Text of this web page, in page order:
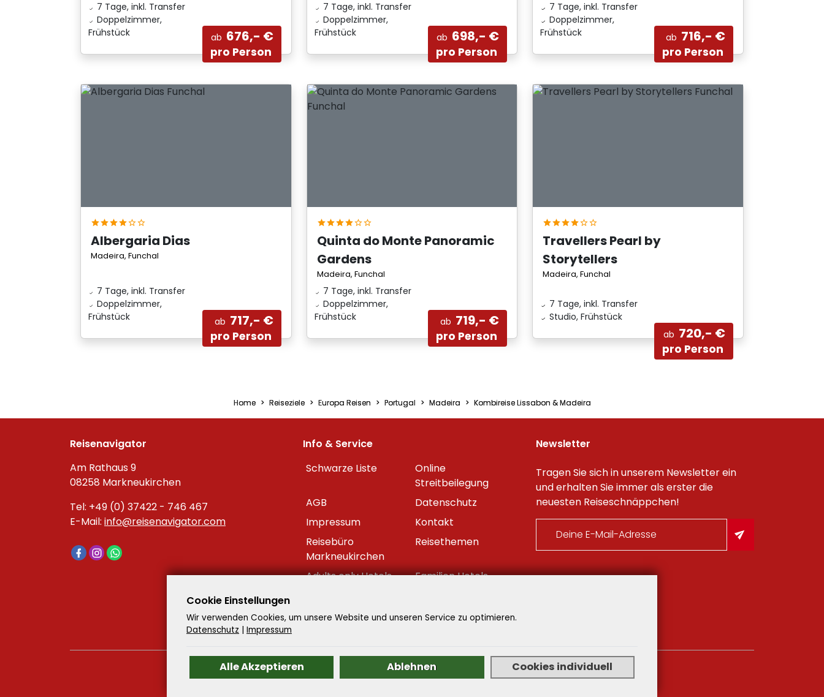
7 Tage, inkl. Transfer
Doppelzimmer,
Frühstück
ab 676,- €
pro Person
7 Tage, inkl. Transfer
Doppelzimmer,
Frühstück
ab 698,- €
pro Person
7 Tage, inkl. Transfer
Doppelzimmer,
Frühstück
ab 716,- €
pro Person
Albergaria Dias
Madeira, Funchal
7 Tage, inkl. Transfer
Doppelzimmer,
Frühstück
ab 717,- €
pro Person
Quinta do Monte Panoramic
Gardens
Madeira, Funchal
7 Tage, inkl. Transfer
Doppelzimmer,
Frühstück
ab 719,- €
pro Person
Travellers Pearl by
Storytellers
Madeira, Funchal
7 Tage, inkl. Transfer
Studio, Frühstück
ab 720,- €
pro Person
Home Reiseziele Europa Reisen Portugal Madeira Kombireise Lissabon & Madeira
Reisenavigator
Am Rathaus 9
08258 Markneukirchen
Tel: +49 (0) 37422 - 746 467
E-Mail: info@reisenavigator.com
Info & Service
Schwarze Liste
Online
Streitbeilegung
AGB
Datenschutz
Impressum
Kontakt
Reisebüro
Markneukirchen
Reisethemen
Adults only Hotels
Familien Hotels
Datenschutzeinstellungen
Newsletter
Tragen Sie sich in unserem Newsletter ein
und erhalten Sie immer als erster die
neuesten Reiseschnäppchen!
©2026- Reisenavigator - Alle Rechte vorbehalten. -Reiseportalby ATeO-CMS.Travel
Cookie Einstellungen
Wir verwenden Cookies, um unsere Website und unseren Service zu optimieren.
Datenschutz | Impressum
Alle Akzeptieren Ablehnen Cookies individuell